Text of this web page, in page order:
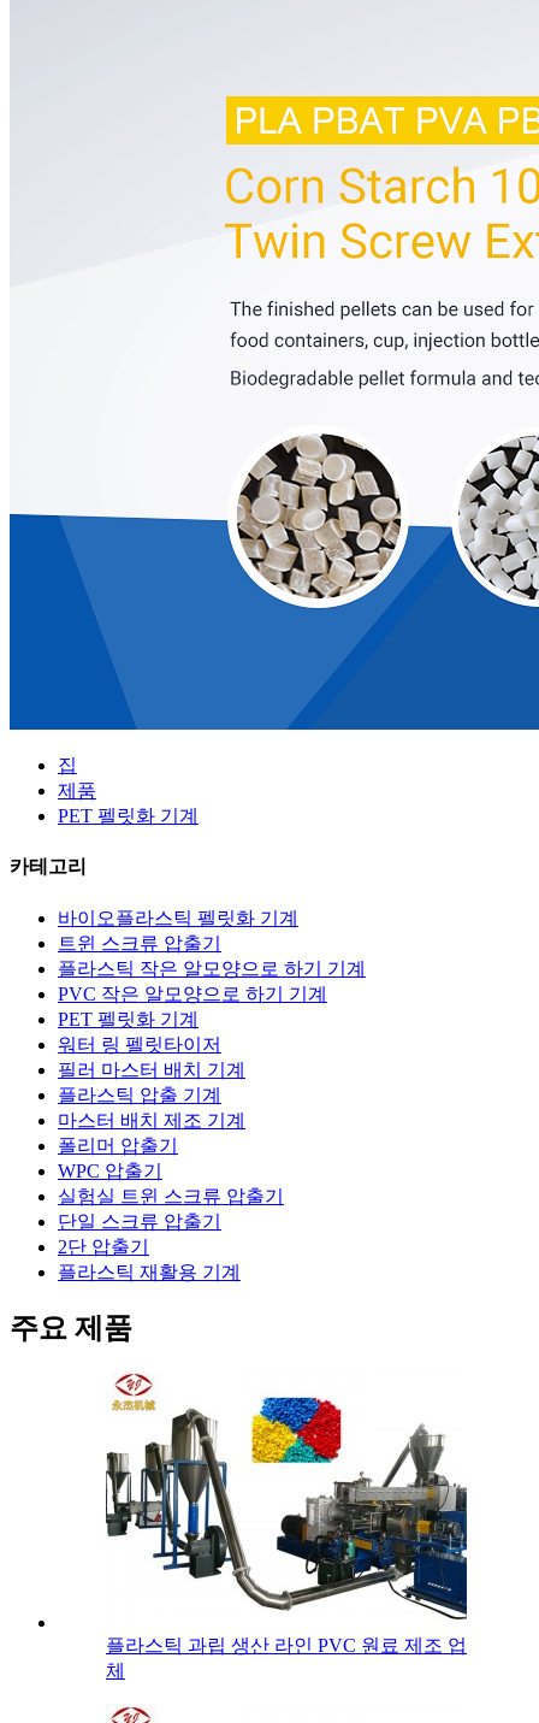
집
제품
PET 펠릿화 기계
카테고리
바이오플라스틱 펠릿화 기계
트윈 스크류 압출기
플라스틱 작은 알모양으로 하기 기계
PVC 작은 알모양으로 하기 기계
PET 펠릿화 기계
워터 링 펠릿타이저
필러 마스터 배치 기계
플라스틱 압출 기계
마스터 배치 제조 기계
폴리머 압출기
WPC 압출기
실험실 트윈 스크류 압출기
단일 스크류 압출기
2단 압출기
플라스틱 재활용 기계
주요 제품
플라스틱 과립 생산 라인 PVC 원료 제조 업
체